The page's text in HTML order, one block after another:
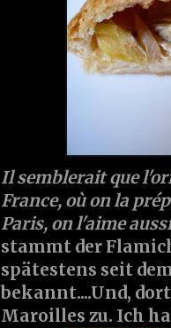
Il semblerait que
France, où on la
Paris, on l'aime
stammt der
spätestens seit
bekannt....Und,
Maroilles zu. Ich